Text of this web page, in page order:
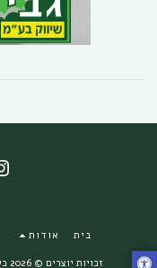
בית אודות
זכויות יוצרים © 2026 כל הזכויות שמורות -